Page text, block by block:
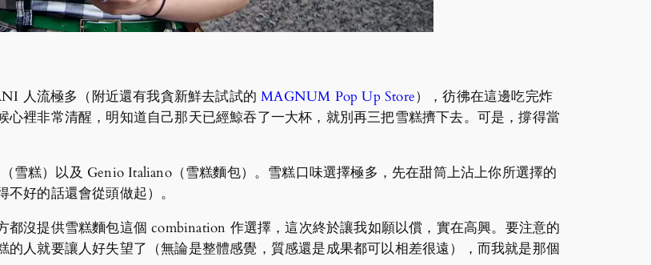
人流極多（附近還有我貪新鮮去試試的MAGNUM Pop Up Store），彷彿在這邊吃完炸
裡非常清醒，明知道自己那天已經鯨吞了一大杯，就別再三把雪糕擠下去。可是，撐得當
雪糕）以及 Genio Italiano（雪糕麵包）。雪糕口味選擇極多，先在甜筒上沾上你所選擇的
好的話還會從頭做起）。
沒提供雪糕麵包這個 combination 作選擇，這次終於讓我如願以償，實在高興。要注意的
人就要讓人好失望了（無論是整體感覺，質感還是成果都可以相差很遠），而我就是那個